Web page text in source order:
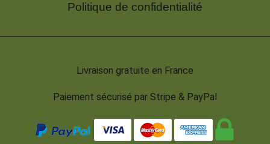
Politique de confidentialité
Livraison gratuite en France
Paiement sécurisé par Stripe & PayPal